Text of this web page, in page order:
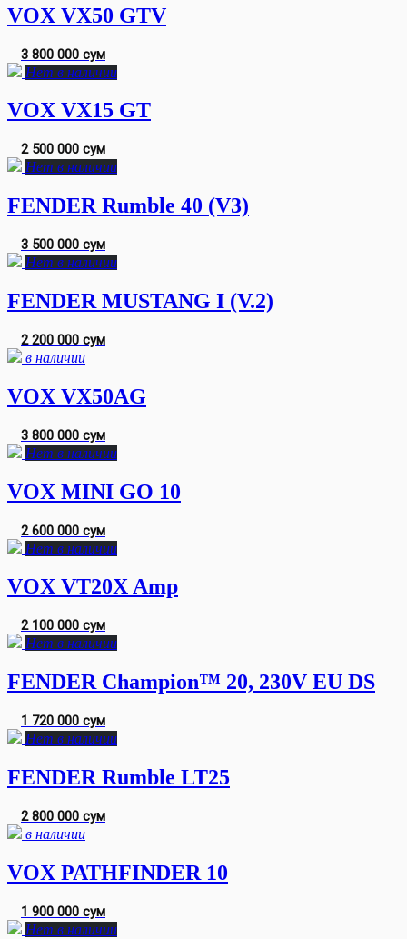
VOX VX50 GTV
3 800 000 сум
Нет в наличии
VOX VX15 GT
2 500 000 сум
Нет в наличии
FENDER Rumble 40 (V3)
3 500 000 сум
Нет в наличии
FENDER MUSTANG I (V.2)
2 200 000 сум
в наличии
VOX VX50AG
3 800 000 сум
Нет в наличии
VOX MINI GO 10
2 600 000 сум
Нет в наличии
VOX VT20X Amp
2 100 000 сум
Нет в наличии
FENDER Champion™ 20, 230V EU DS
1 720 000 сум
Нет в наличии
FENDER Rumble LT25
2 800 000 сум
в наличии
VOX PATHFINDER 10
1 900 000 сум
Нет в наличии